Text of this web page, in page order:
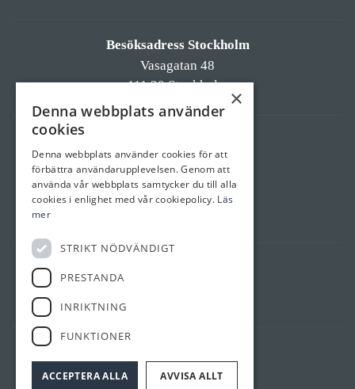
Besöksadress Stockholm
Vasagatan 48
111 20 Stockholm
Östgötagatan 55a
582 55 Linköping
×
Denna webbplats använder
cookies
Denna webbplats använder cookies för att
förbättra användarupplevelsen. Genom att
använda vår webbplats samtycker du till alla
cookies i enlighet med vår cookiepolicy. Läs
mer
STRIKT NÖDVÄNDIGT
PRESTANDA
INRIKTNING
FUNKTIONER
ACCEPTERA ALLA AVVISA ALLT